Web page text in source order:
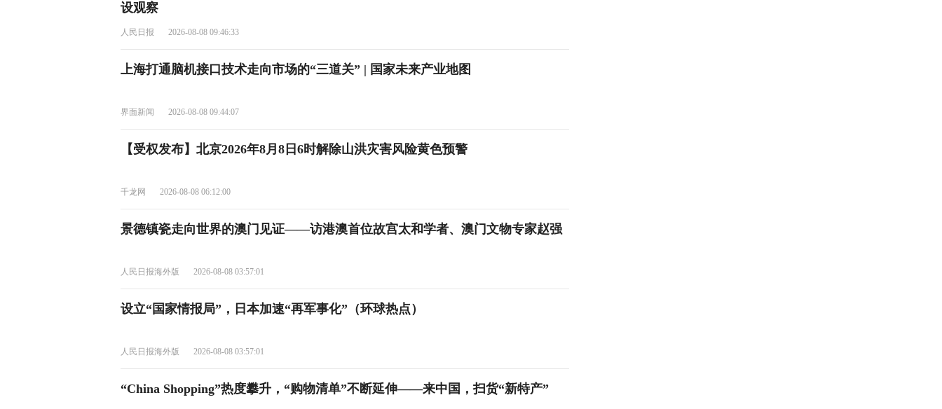
设观察
人民日报 2026-08-08 09:46:33
上海打通脑机接口技术走向市场的“三道关” | 国家未来产业地图
界面新闻 2026-08-08 09:44:07
【受权发布】北京2026年8月8日6时解除山洪灾害风险黄色预警
千龙网 2026-08-08 06:12:00
景德镇瓷走向世界的澳门见证——访港澳首位故宫太和学者、澳门文物专家赵强
人民日报海外版 2026-08-08 03:57:01
设立“国家情报局”，日本加速“再军事化”（环球热点）
人民日报海外版 2026-08-08 03:57:01
“China Shopping”热度攀升，“购物清单”不断延伸——来中国，扫货“新特产”